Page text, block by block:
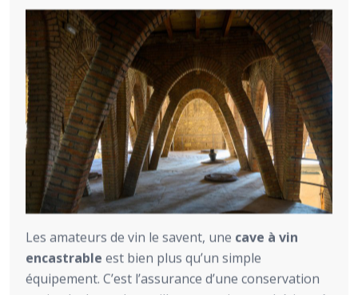
Les amateurs de vin le savent, une cave à vin
encastrable est bien plus qu’un simple
équipement. C’est l’assurance d’une conservation